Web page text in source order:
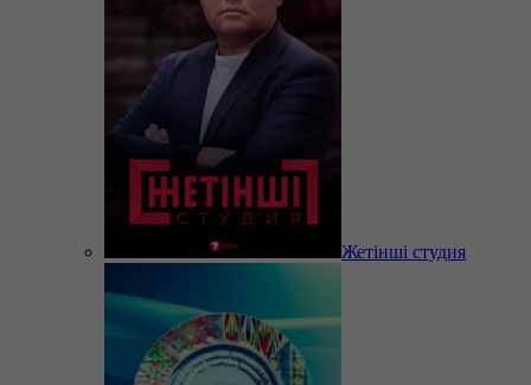
Жетінші студия